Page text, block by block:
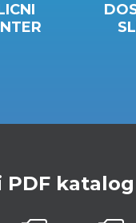
PDF katalog